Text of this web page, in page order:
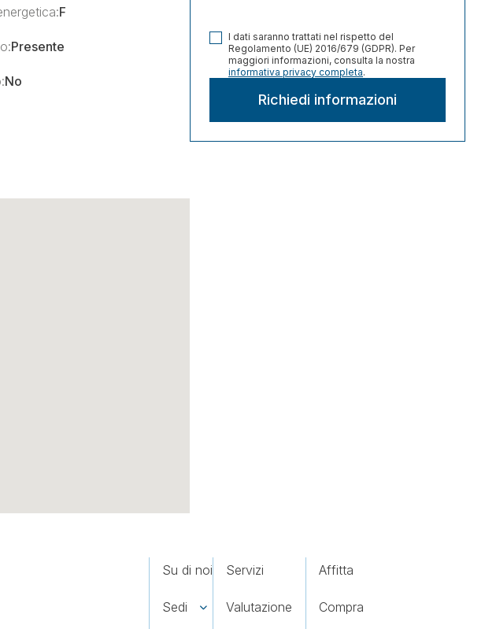
F
Presente
No
I dati saranno trattati nel rispetto del
Regolamento (UE) 2016/679 (GDPR). Per
maggiori informazioni, consulta la nostra
informativa privacy completa.
Su di noi
Sedi
Servizi
Valutazione
Affitta
Compra